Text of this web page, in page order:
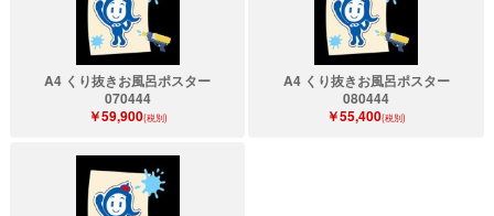
A4 くり抜きお風呂ポスター
070444
￥59,900(税別)
A4 くり抜きお風呂ポスター
080444
￥55,400(税別)